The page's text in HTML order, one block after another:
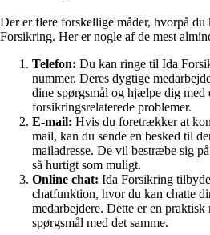
Der er flere forskellige måder, hvorpå
Forsikring. Her er nogle af de mest
Telefon: Du kan ringe til Ida
nummer. Deres dygtige
dine spørgsmål og hjælpe dig med
forsikringsrelaterede problemer.
E-mail: Hvis du foretrækker at
mail, kan du sende en besked til
mailadresse. De vil bestræbe sig
så hurtigt som muligt.
Online chat: Ida Forsikring
chatfunktion, hvor du kan chatte
medarbejdere. Dette er en praktisk
spørgsmål med det samme.